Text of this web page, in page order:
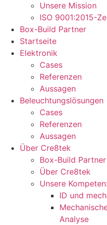
Unsere Mission
ISO 9001:2015-
Box-Build Partner
Startseite
Elektronik
Cases
Referenzen
Aussagen
Beleuchtungslösungen
Cases
Referenzen
Aussagen
Über Cre8tek
Box-Build Partner
Über Cre8tek
Unsere
ID und
Analyse